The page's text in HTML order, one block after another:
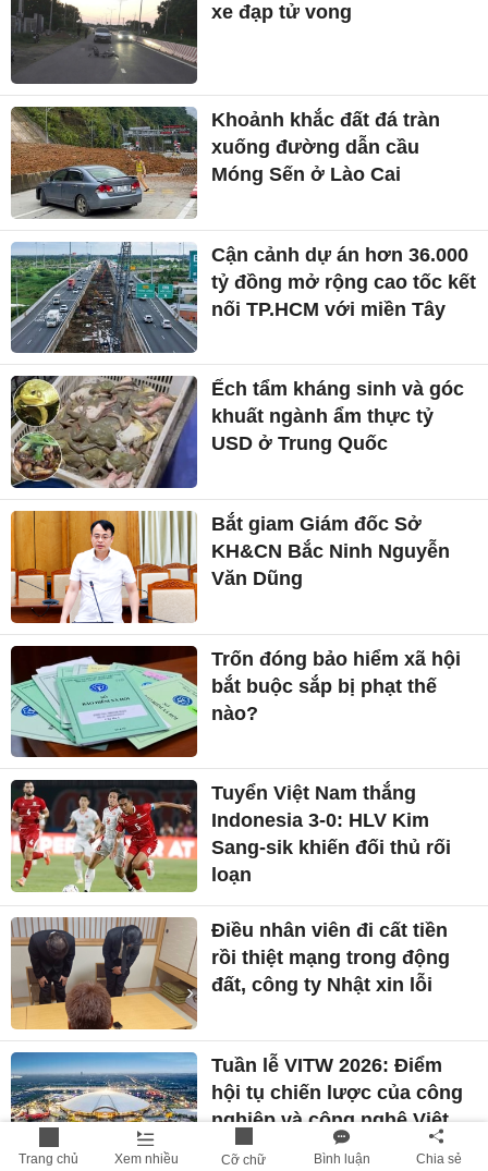
Trang chủ Xem nhiều Cỡ chữ Bình luận Chia sẻ
xe đạp tử vong
Khoảnh khắc đất đá tràn
xuống đường dẫn cầu
Móng Sến ở Lào Cai
Cận cảnh dự án hơn 36.000
tỷ đồng mở rộng cao tốc kết
nối TP.HCM với miền Tây
Ếch tẩm kháng sinh và góc
khuất ngành ẩm thực tỷ
USD ở Trung Quốc
Bắt giam Giám đốc Sở
KH&CN Bắc Ninh Nguyễn
Văn Dũng
Trốn đóng bảo hiểm xã hội
bắt buộc sắp bị phạt thế
nào?
Tuyển Việt Nam thắng
Indonesia 3-0: HLV Kim
Sang-sik khiến đối thủ rối
loạn
Điều nhân viên đi cất tiền
rồi thiệt mạng trong động
đất, công ty Nhật xin lỗi
Tuần lễ VITW 2026: Điểm
hội tụ chiến lược của công
nghiệp và công nghệ Việt
Nam